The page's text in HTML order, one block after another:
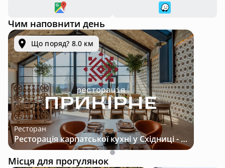
Чим наповнити день
Що поряд? 8.0 км
Ресторан
Ресторація карпатської кухні у Східниці - місце з характером і традиціями
Місця для прогулянок